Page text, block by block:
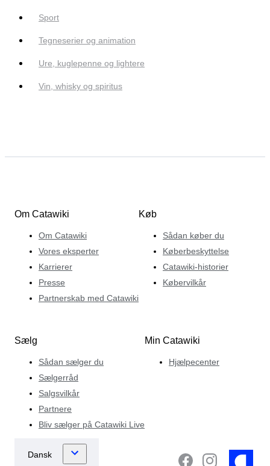
Sport
Tegneserier og animation
Ure, kuglepenne og lightere
Vin, whisky og spiritus
Om Catawiki
Om Catawiki
Vores eksperter
Karrierer
Presse
Partnerskab med Catawiki
Køb
Sådan køber du
Køberbeskyttelse
Catawiki-historier
Købervilkår
Sælg
Sådan sælger du
Sælgerråd
Salgsvilkår
Partnere
Bliv sælger på Catawiki Live
Min Catawiki
Hjælpecenter